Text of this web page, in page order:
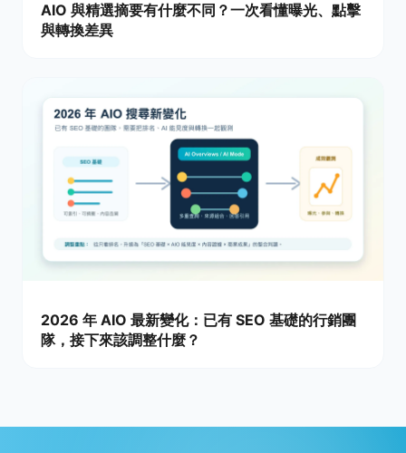
AIO 與精選摘要有什麼不同？一次看懂曝光、點擊
與轉換差異
2026 年 AIO 最新變化：已有 SEO 基礎的行銷團
隊，接下來該調整什麼？